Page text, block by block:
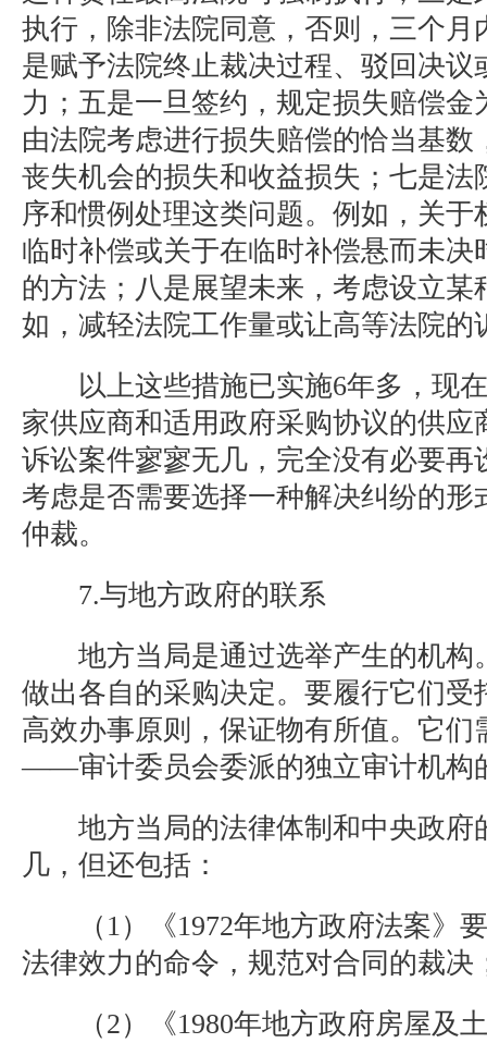
执行，除非法院同意，否则，三个月
是赋予法院终止裁决过程、驳回决议
力；五是一旦签约，规定损失赔偿金
由法院考虑进行损失赔偿的恰当基数
丧失机会的损失和收益损失；七是法
序和惯例处理这类问题。例如，关于
临时补偿或关于在临时补偿悬而未决
的方法；八是展望未来，考虑设立某
如，减轻法院工作量或让高等法院的
以上这些措施已实施6年多，现在
家供应商和适用政府采购协议的供应
诉讼案件寥寥无几，完全没有必要再
考虑是否需要选择一种解决纠纷的形
仲裁。
7.与地方政府的联系
地方当局是通过选举产生的机构
做出各自的采购决定。要履行它们受
高效办事原则，保证物有所值。它们
——审计委员会委派的独立审计机构
地方当局的法律体制和中央政府
几，但还包括：
（1）《1972年地方政府法案》
法律效力的命令，规范对合同的裁决
（2）《1980年地方政府房屋及